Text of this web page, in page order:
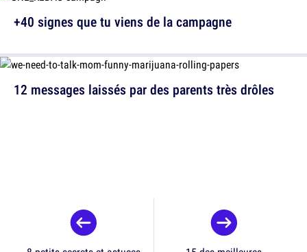
12 messages laissés par des parents très drôles
+40 signes que tu viens de la campagne